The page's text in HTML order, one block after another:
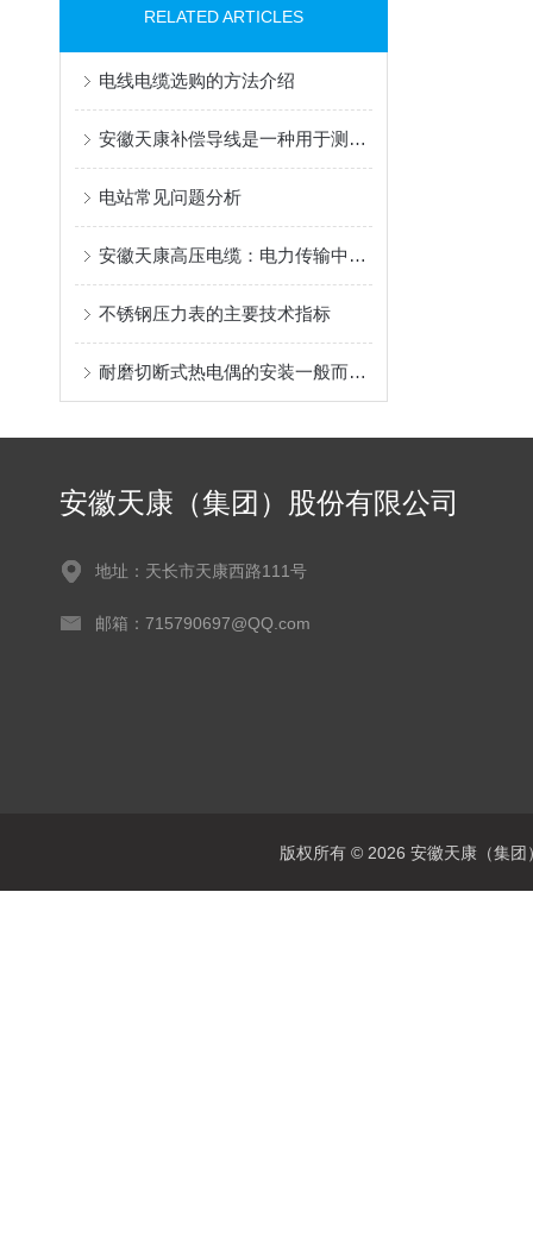
RELATED ARTICLES
电线电缆选购的方法介绍
安徽天康补偿导线是一种用于测量温度的电缆
电站常见问题分析
安徽天康高压电缆：电力传输中的关键组件解析
不锈钢压力表的主要技术指标
耐磨切断式热电偶的安装一般而言应把握以下几点
安徽天康（集团）股份有限公司
地址：天长市天康西路111号
邮箱：715790697@QQ.com
版权所有 © 2026 安徽天康（集